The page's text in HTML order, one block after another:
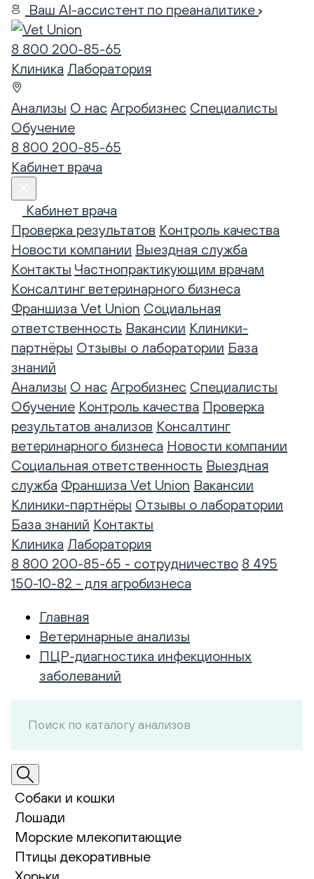
Ваш AI-ассистент по преаналитике
8 800 200-85-65
Клиника Лаборатория
Анализы О нас Агробизнес Специалисты
Обучение
8 800 200-85-65
Кабинет врача
Кабинет врача
Проверка результатов Контроль качества
Новости компании Выездная служба
Контакты Частнопрактикующим врачам
Консалтинг ветеринарного бизнеса
Франшиза Vet Union Социальная
ответственность Вакансии Клиники-
партнёры Отзывы о лаборатории База
знаний
Анализы О нас Агробизнес Специалисты
Обучение Контроль качества Проверка
результатов анализов Консалтинг
ветеринарного бизнеса Новости компании
Социальная ответственность Выездная
служба Франшиза Vet Union Вакансии
Клиники-партнёры Отзывы о лаборатории
База знаний Контакты
Клиника Лаборатория
8 800 200-85-65 - сотрудничество 8 495
150-10-82 - для агробизнеса
Главная
Ветеринарные анализы
ПЦР-диагностика инфекционных
заболеваний
Собаки и кошки
Лошади
Морские млекопитающие
Птицы декоративные